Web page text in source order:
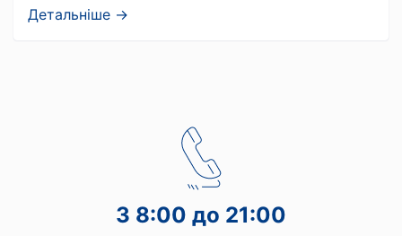
Детальніше →
З 8:00 до 21:00